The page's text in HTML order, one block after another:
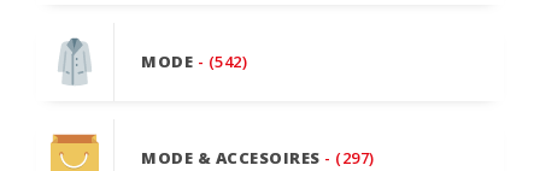
MODE - (542)
MODE & ACCESOIRES - (297)